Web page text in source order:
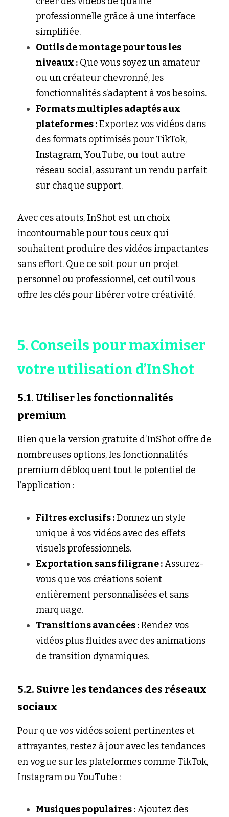
professionnelle grâce à une interface
simplifiée.
Outils de montage pour tous les
niveaux : Que vous soyez un amateur
ou un créateur chevronné, les
fonctionnalités s’adaptent à vos besoins.
Formats multiples adaptés aux
plateformes : Exportez vos vidéos dans
des formats optimisés pour TikTok,
Instagram, YouTube, ou tout autre
réseau social, assurant un rendu parfait
sur chaque support.
Avec ces atouts, InShot est un choix
incontournable pour tous ceux qui
souhaitent produire des vidéos impactantes
sans effort. Que ce soit pour un projet
personnel ou professionnel, cet outil vous
offre les clés pour libérer votre créativité.
5. Conseils pour maximiser
votre utilisation d’InShot
5.1. Utiliser les fonctionnalités
premium
Bien que la version gratuite d’InShot offre de
nombreuses options, les fonctionnalités
premium débloquent tout le potentiel de
l’application :
Filtres exclusifs : Donnez un style
unique à vos vidéos avec des effets
visuels professionnels.
Exportation sans filigrane : Assurez-
vous que vos créations soient
entièrement personnalisées et sans
marquage.
Transitions avancées : Rendez vos
vidéos plus fluides avec des animations
de transition dynamiques.
5.2. Suivre les tendances des réseaux
sociaux
Pour que vos vidéos soient pertinentes et
attrayantes, restez à jour avec les tendances
en vogue sur les plateformes comme TikTok,
Instagram ou YouTube :
Musiques populaires : Ajoutez des